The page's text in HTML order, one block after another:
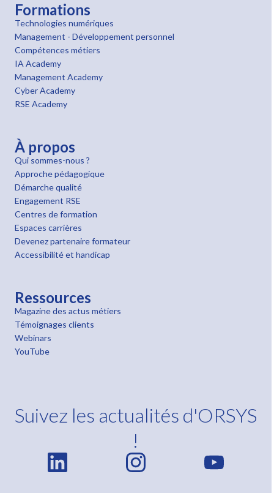
Formations
Technologies numériques
Management - Développement personnel
Compétences métiers
IA Academy
Management Academy
Cyber Academy
RSE Academy
À propos
Qui sommes-nous ?
Approche pédagogique
Démarche qualité
Engagement RSE
Centres de formation
Espaces carrières
Devenez partenaire formateur
Accessibilité et handicap
Ressources
Magazine des actus métiers
Témoignages clients
Webinars
YouTube
Suivez les actualités d'ORSYS
!